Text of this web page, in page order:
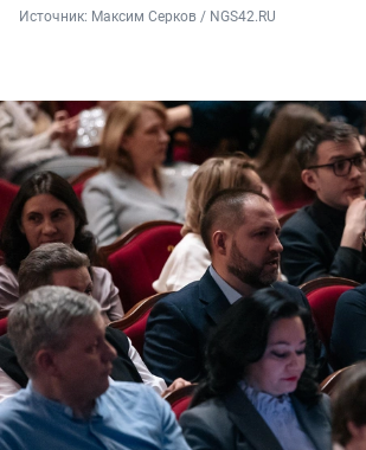
Источник: Максим Серков / NGS42.RU